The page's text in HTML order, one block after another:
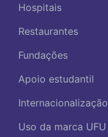
Hospitais
Restaurantes
Fundações
Apoio estudantil
Internacionalização
Uso da marca UFU